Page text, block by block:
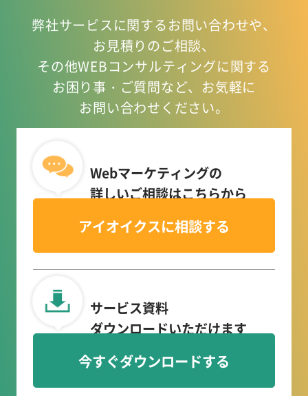
弊社サービスに関するお問い合わせや、
お見積りのご相談、
その他WEBコンサルティングに関する
お困り事 ・ご質問など、お気軽に
お問い合わせください。
Webマーケティングの
詳しいご相談はこちらから
アイオイクスに相談する
サービス資料
ダウンロードいただけます
今すぐダウンロードする